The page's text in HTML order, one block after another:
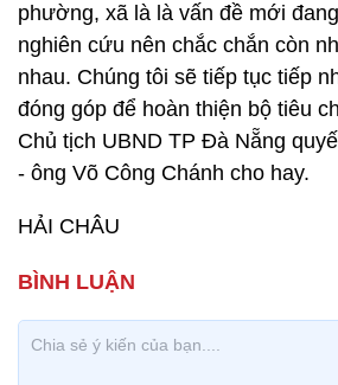
phường, xã là là vấn đề mới
nghiên cứu nên chắc chắn còn
nhau. Chúng tôi sẽ tiếp tục tiếp
đóng góp để hoàn thiện bộ tiêu
Chủ tịch UBND TP Đà Nẵng
- ông Võ Công Chánh cho hay.
HẢI CHÂU